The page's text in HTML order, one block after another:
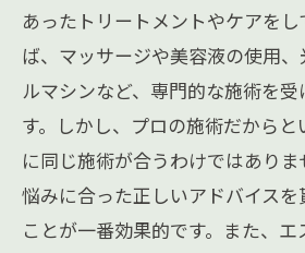
あったトリートメントやケアをし
ば、マッサージや美容液の使用
ルマシンなど、専門的な施術を
す。しかし、プロの施術だから
に同じ施術が合うわけではあり
悩みに合った正しいアドバイス
ことが一番効果的です。また、エ